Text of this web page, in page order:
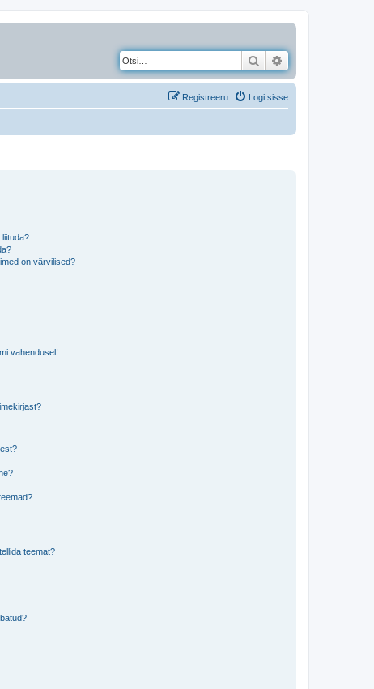
Otsi
Logi sisse
Registreeru
on värvilised?
vahendusel!
teemat?